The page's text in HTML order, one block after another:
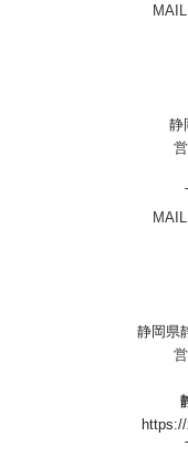
MAIL
静
MAIL
静岡県